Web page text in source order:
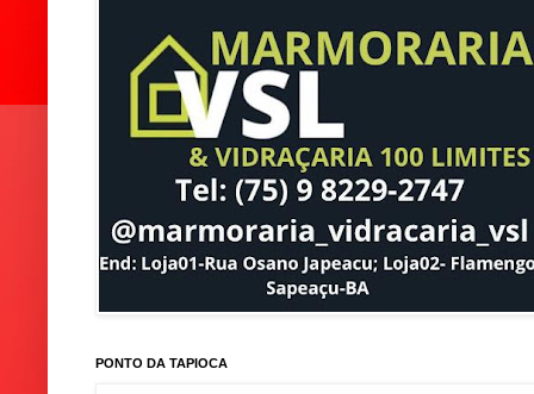
PONTO DA TAPIOCA